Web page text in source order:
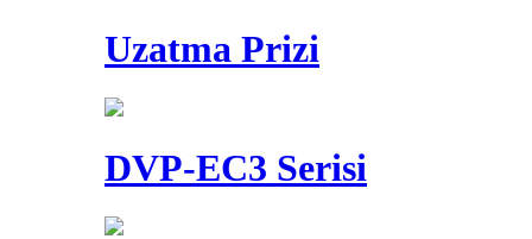
Uzatma Prizi
DVP-EC3 Serisi